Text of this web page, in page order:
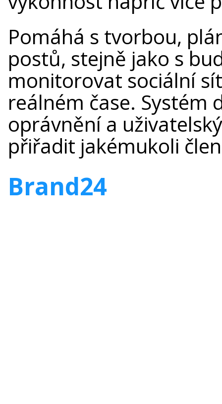
Pomáhá s tvorbou,
postů, stejně jako s
monitorovat sociální
reálném čase. Systém
oprávnění a
přiřadit jakémukoli
Brand24